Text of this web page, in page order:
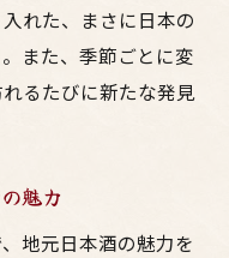
れた、まさに日本の
また、季節ごとに変
るたびに新たな発見
魅力
地元日本酒の魅力を